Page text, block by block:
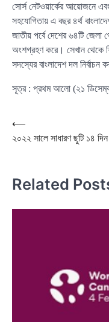
সোর্স নেটওয়ার্কের আয়োজনে এবং
সহযোগিতায় এ বছর ৪র্থ
জাতীয় পর্বে দেশের ৬৪টি জেলা
অংশগ্রহণ করে। সেখান থেকে
সদস্যের বাংলাদেশ দল নির্বাচন
সূত্র : প্রথম আলো (২১
Post
navigation
⟵
২০২২ সালে সাধারণ ছুটি ১৪ দিন
Related